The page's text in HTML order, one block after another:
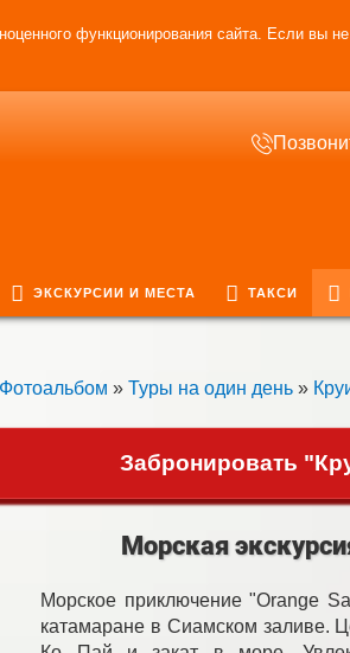
функционирования сайта. Если вы
ЭКСКУРСИИ И МЕСТА ТАКСИ
Фотоальбом » Туры на один день »
Забронировать
Морская
Морское приключение "Orange
катамаране в Сиамском заливе.